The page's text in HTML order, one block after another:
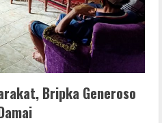
Bripka Generoso